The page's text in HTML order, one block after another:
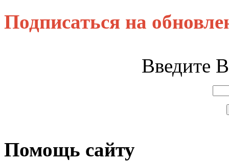
Подписаться на
Введите
Помощь сайту